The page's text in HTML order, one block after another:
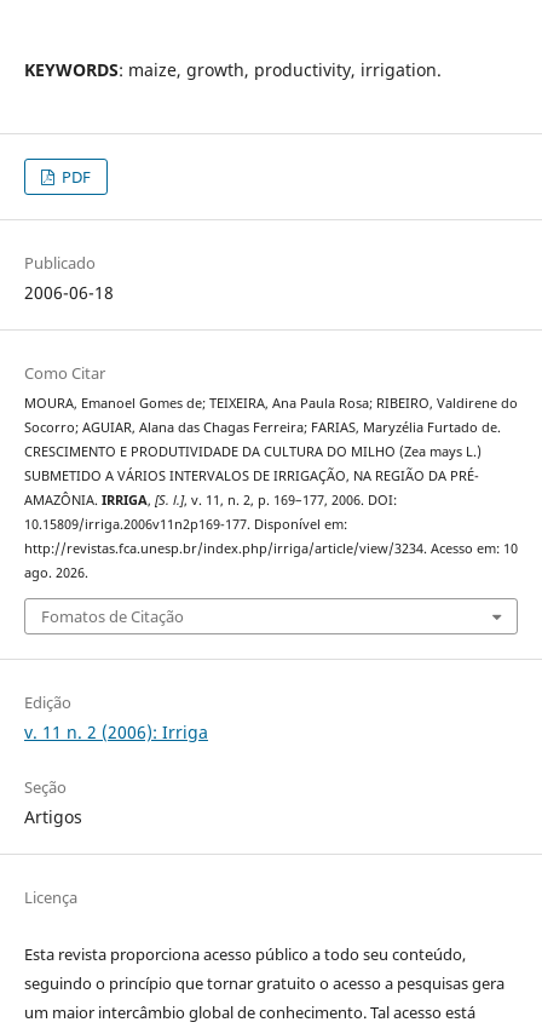
KEYWORDS: maize, growth, productivity, irrigation.
PDF
Publicado
2006-06-18
Como Citar
MOURA, Emanoel Gomes de; TEIXEIRA, Ana Paula Rosa; RIBEIRO, Valdirene do
Socorro; AGUIAR, Alana das Chagas Ferreira; FARIAS, Maryzélia Furtado de.
CRESCIMENTO E PRODUTIVIDADE DA CULTURA DO MILHO (Zea mays L.)
SUBMETIDO A VÁRIOS INTERVALOS DE IRRIGAÇÃO, NA REGIÃO DA PRÉ-
AMAZÔNIA. IRRIGA, [S. l.], v. 11, n. 2, p. 169–177, 2006. DOI:
10.15809/irriga.2006v11n2p169-177. Disponível em:
http://revistas.fca.unesp.br/index.php/irriga/article/view/3234. Acesso em: 10
ago. 2026.
Fomatos de Citação
Edição
v. 11 n. 2 (2006): Irriga
Seção
Artigos
Licença
Esta revista proporciona acesso público a todo seu conteúdo,
seguindo o princípio que tornar gratuito o acesso a pesquisas gera
um maior intercâmbio global de conhecimento. Tal acesso está